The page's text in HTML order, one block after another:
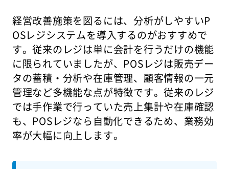
経営改善施策を図るには、分析がしやすいP
OSレジシステムを導入するのがおすすめで
す。従来のレジは単に会計を行うだけの機能
に限られていましたが、POSレジは販売デー
タの蓄積・分析や在庫管理、顧客情報の一元
管理など多機能な点が特徴です。従来のレジ
では手作業で行っていた売上集計や在庫確認
も、POSレジなら自動化できるため、業務効
率が大幅に向上します。